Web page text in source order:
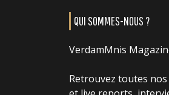
QUI SOMMES-NOUS ?
VerdamMnis
Retrouvez toutes